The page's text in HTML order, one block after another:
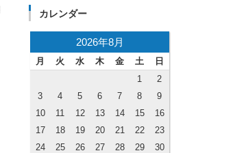
カレンダー
2026年8月
月 火 水 木 金 土
日
1
2
3
4 5 6 7 8
9
10
11 12 13 14 15
16
17
18 19 20 21 22
23
24
25 26 27 28 29
30